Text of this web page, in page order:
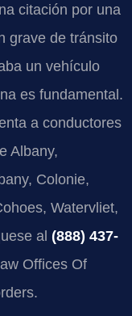
citación por una
grave de tránsito
un vehículo
es fundamental.
a conductores
Albany,
Colonie,
Watervliet,
al (888) 437-
Offices Of